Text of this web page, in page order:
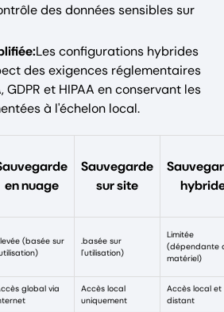
des données sensibles sur
Les configurations hybrides
des exigences réglementaires
GDPR et HIPAA en conservant les
à l'échelon local.
en nuage
Sauvegarde
sur site
(basée sur
.basée sur
l'utilisation)
Limitée
(dépendante
matériel)
global via
Accès local
uniquement
Accès local et
distant